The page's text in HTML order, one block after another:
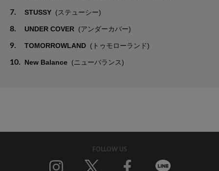
7. STUSSY (ステューシー)
8. UNDER COVER (アンダーカバー)
9. TOMORROWLAND (トゥモローランド)
10. New Balance (ニューバランス)
FOLLOW US